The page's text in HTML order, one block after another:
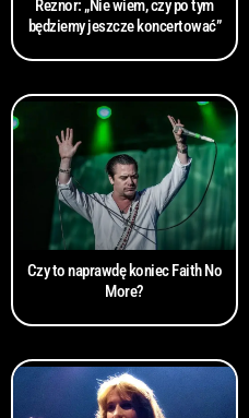
Reznor: „Nie wiem, czy po tym
będziemy jeszcze koncertować”
Czy to naprawdę koniec Faith No
More?